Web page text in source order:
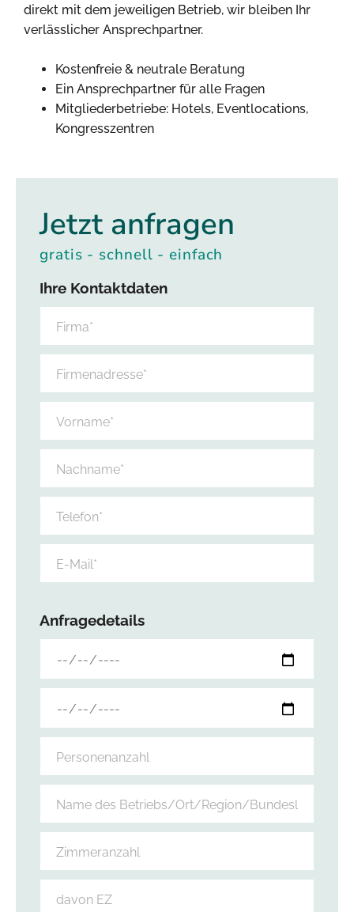
direkt mit dem jeweiligen Betrieb, wir bleiben Ihr
verlässlicher Ansprechpartner.
Kostenfreie & neutrale Beratung
Ein Ansprechpartner für alle Fragen
Mitgliederbetriebe: Hotels, Eventlocations,
Kongresszentren
Jetzt anfragen
gratis - schnell - einfach
Ihre Kontaktdaten
Anfragedetails